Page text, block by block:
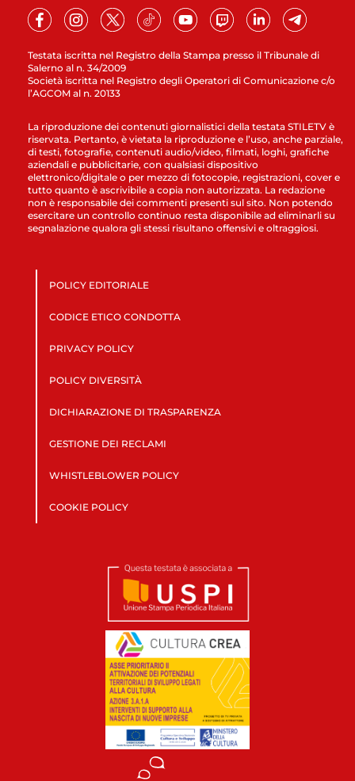
Testata iscritta nel Registro della Stampa presso il Tribunale di
Salerno al n. 34/2009
Società iscritta nel Registro degli Operatori di Comunicazione c/o
l’AGCOM al n. 20133
La riproduzione dei contenuti giornalistici della testata STILETV è
riservata. Pertanto, è vietata la riproduzione e l’uso, anche parziale,
di testi, fotografie, contenuti audio/video, filmati, loghi, grafiche
aziendali e pubblicitarie, con qualsiasi dispositivo
elettronico/digitale o per mezzo di fotocopie, registrazioni, cover e
tutto quanto è ascrivibile a copia non autorizzata. La redazione
non è responsabile dei commenti presenti sul sito. Non potendo
esercitare un controllo continuo resta disponibile ad eliminarli su
segnalazione qualora gli stessi risultano offensivi e oltraggiosi.
POLICY EDITORIALE
CODICE ETICO CONDOTTA
PRIVACY POLICY
POLICY DIVERSITÀ
DICHIARAZIONE DI TRASPARENZA
GESTIONE DEI RECLAMI
WHISTLEBLOWER POLICY
COOKIE POLICY